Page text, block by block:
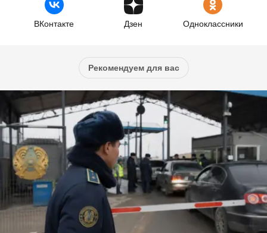
ВКонтакте Дзен Одноклассники
Рекомендуем для вас